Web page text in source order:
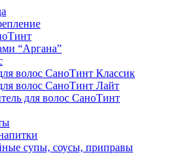
“Аргана”
волос СаноТинт Классик
волос СаноТинт Лайт
для волос СаноТинт
супы, соусы, приправы